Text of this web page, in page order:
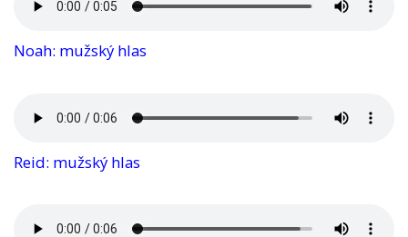
Noah: mužský hlas
Reid: mužský hlas